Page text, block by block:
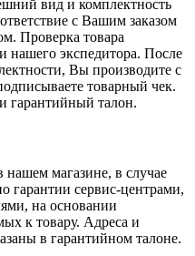
вид и комплектность
с Вашим заказом
Проверка товара
нашего экспедитора. После
Вы производите с
товарный чек.
гарантийный талон.
магазине, в случае
гарантии сервис-центрами,
на основании
к товару. Адреса и
в гарантийном талоне.